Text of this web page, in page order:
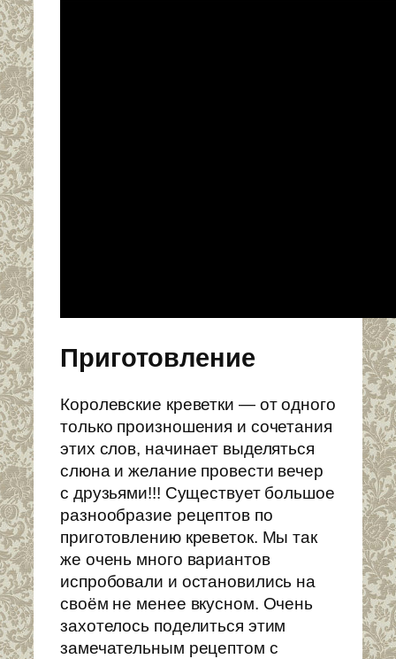
Приготовление
Королевские креветки — от одного
только произношения и сочетания
этих слов, начинает выделяться
слюна и желание провести вечер
с друзьями!!! Существует большое
разнообразие рецептов по
приготовлению креветок. Мы так
же очень много вариантов
испробовали и остановились на
своём не менее вкусном. Очень
захотелось поделиться этим
замечательным рецептом с